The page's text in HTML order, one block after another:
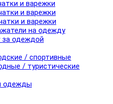
и варежки
и варежки
и варежки
на одежду
за одеждой
/ спортивные
/ туристические
одежды